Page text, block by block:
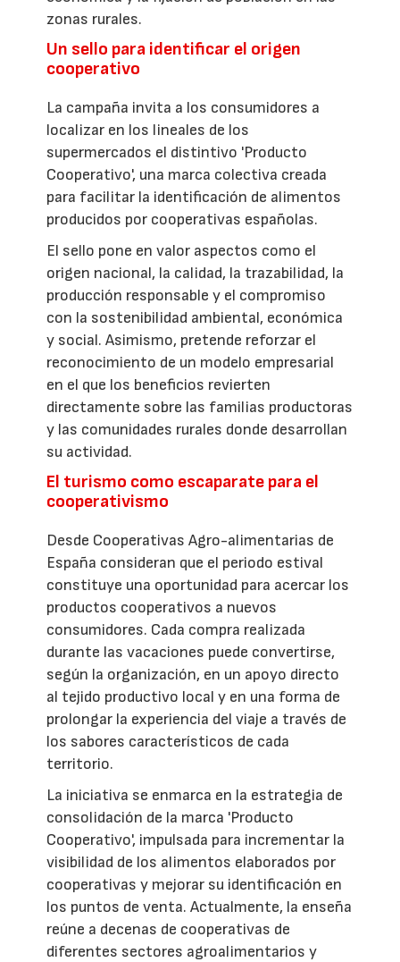
zonas rurales.
Un sello para identificar el origen
cooperativo
La campaña invita a los consumidores a
localizar en los lineales de los
supermercados el distintivo 'Producto
Cooperativo', una marca colectiva creada
para facilitar la identificación de alimentos
producidos por cooperativas españolas.
El sello pone en valor aspectos como el
origen nacional, la calidad, la trazabilidad, la
producción responsable y el compromiso
con la sostenibilidad ambiental, económica
y social. Asimismo, pretende reforzar el
reconocimiento de un modelo empresarial
en el que los beneficios revierten
directamente sobre las familias productoras
y las comunidades rurales donde desarrollan
su actividad.
El turismo como escaparate para el
cooperativismo
Desde Cooperativas Agro-alimentarias de
España consideran que el periodo estival
constituye una oportunidad para acercar los
productos cooperativos a nuevos
consumidores. Cada compra realizada
durante las vacaciones puede convertirse,
según la organización, en un apoyo directo
al tejido productivo local y en una forma de
prolongar la experiencia del viaje a través de
los sabores característicos de cada
territorio.
La iniciativa se enmarca en la estrategia de
consolidación de la marca 'Producto
Cooperativo', impulsada para incrementar la
visibilidad de los alimentos elaborados por
cooperativas y mejorar su identificación en
los puntos de venta. Actualmente, la enseña
reúne a decenas de cooperativas de
diferentes sectores agroalimentarios y